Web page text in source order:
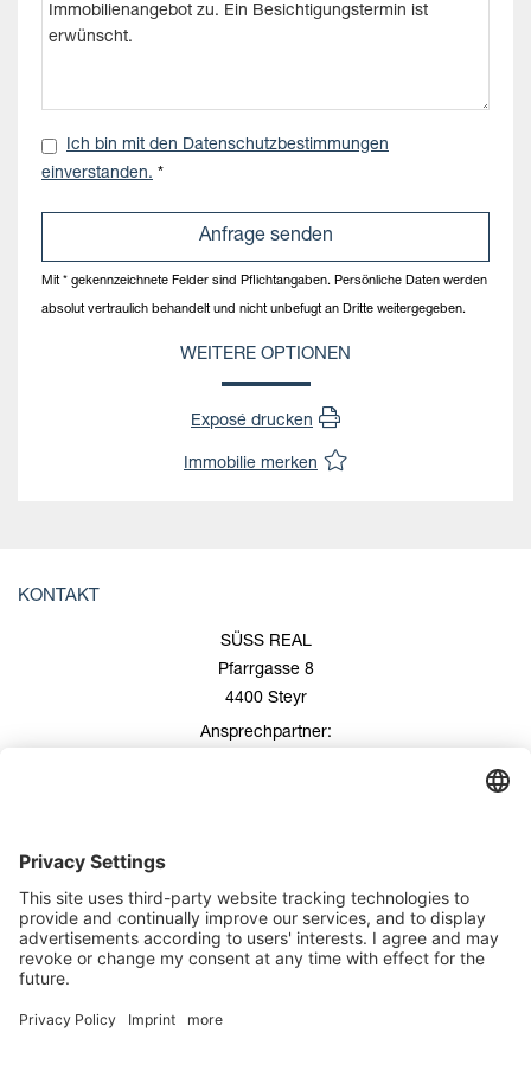
Ich bin mit den Datenschutzbestimmungen
einverstanden. *
Mit * gekennzeichnete Felder sind Pflichtangaben. Persönliche Daten werden
absolut vertraulich behandelt und nicht unbefugt an Dritte weitergegeben.
WEITERE OPTIONEN
Exposé drucken
Immobilie merken
KONTAKT
SÜSS REAL
Pfarrgasse 8
4400 Steyr
Ansprechpartner: